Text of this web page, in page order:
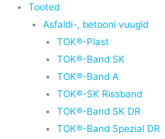
Tooted
Asfaldi-, betooni vuugid
TOK®-Plast
TOK®-Band SK
TOK®-Band A
TOK®-SK Rissband
TOK®-Band SK DR
TOK®-Band Spezial DR